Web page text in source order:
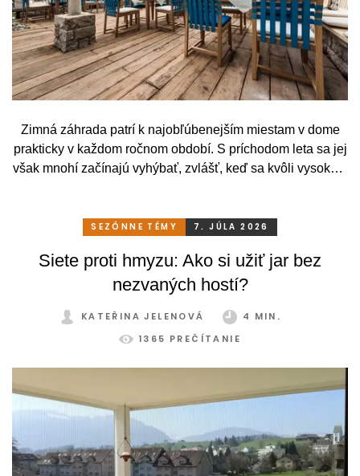
Zimná záhrada patrí k najobľúbenejším miestam v dome
prakticky v každom ročnom období. S príchodom leta sa jej
však mnohí začínajú vyhýbať, zvlášť, keď sa kvôli vysokým
stačí relatívne málo. So správnym, praktickým a šikovným
pohodlne a bez obmedzení po celý rok.
SEZÓNNE TÉMY 7. JÚLA 2026
Siete proti hmyzu: Ako si užiť jar bez
nezvaných hostí?
KATEŘINA JELENOVÁ
4 MIN.
1365 PREČÍTANIE